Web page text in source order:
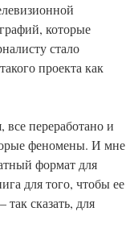
которые
стало
проекта как
переработано и
феномены. И мне
формат для
для того, чтобы ее
сказать, для